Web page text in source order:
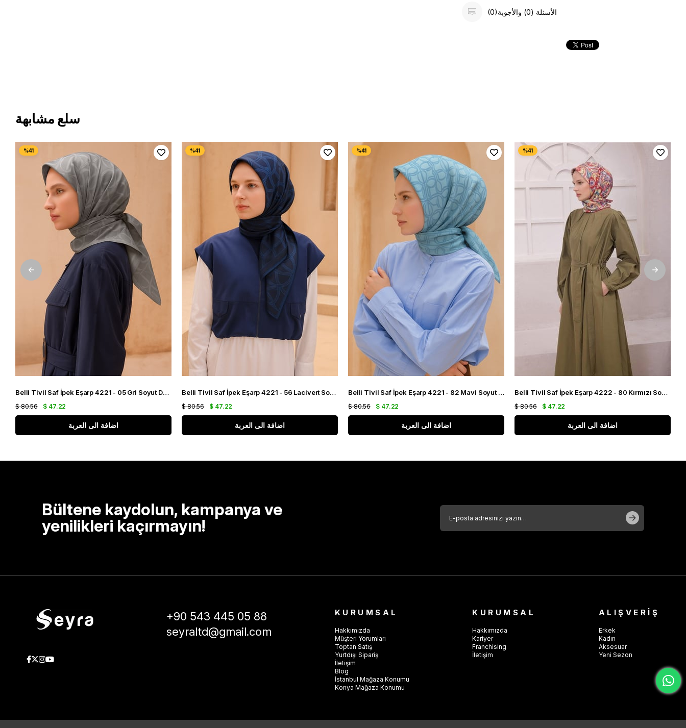
(0)الأسئلة (0) والأجوبة
سلع مشابهة
Belli Tivil Saf İpek Eşarp 4221 - 05 Gri Soyut Desen
$ 47.22
$ 80.56
اضافة الى العربة
Belli Tivil Saf İpek Eşarp 4221 - 56 Lacivert Soyut Desen
$ 47.22
$ 80.56
اضافة الى العربة
Belli Tivil Saf İpek Eşarp 4221 - 82 Mavi Soyut Desen
$ 47.22
$ 80.56
اضافة الى العربة
Belli Tivil Saf İpek Eşarp 4222 - 80 Kırmızı Soyut Desen
$ 47.22
$ 80.56
اضافة الى العربة
Bültene kaydolun, kampanya ve
yenilikleri kaçırmayın!
+90 543 445 05 88
seyraltd@gmail.com
KURUMSAL
Hakkımızda
Müşteri Yorumları
Toptan Satış
Yurtdışı Sipariş
İletişim
Blog
İstanbul Mağaza Konumu
Konya Mağaza Konumu
KURUMSAL
Hakkımızda
Kariyer
Franchising
İletişim
ALIŞVERİŞ
Erkek
Kadın
Aksesuar
Yeni Sezon